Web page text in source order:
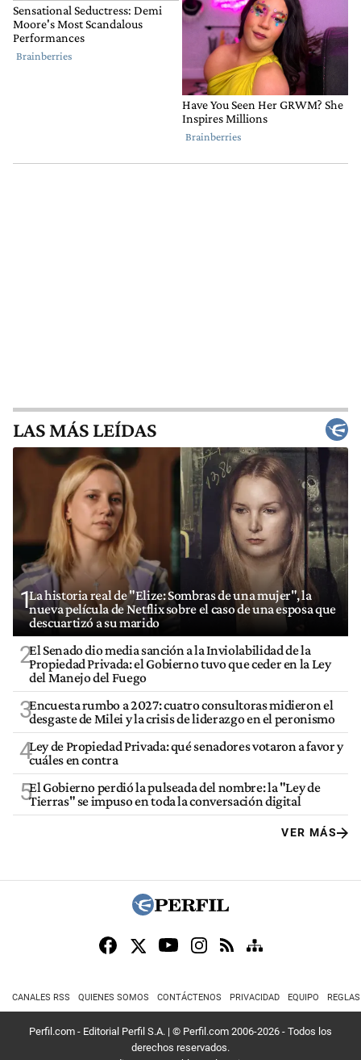
LAS MÁS LEÍDAS
1La historia real de "Elize: Sombras de una mujer", la
nueva película de Netflix sobre el caso de una esposa que
descuartizó a su marido
2El Senado dio media sanción a la Inviolabilidad de la
Propiedad Privada: el Gobierno tuvo que ceder en la Ley
del Manejo del Fuego
3Encuesta rumbo a 2027: cuatro consultoras midieron el
desgaste de Milei y la crisis de liderazgo en el peronismo
4Ley de Propiedad Privada: qué senadores votaron a favor y
cuáles en contra
5El Gobierno perdió la pulseada del nombre: la "Ley de
Tierras" se impuso en toda la conversación digital
VER MÁS
CANALES RSS QUIENES SOMOS CONTÁCTENOS PRIVACIDAD EQUIPO
Perfil.com - Editorial Perfil S.A. | © Perfil.com 2006-2026 - Todos los
derechos reservados.